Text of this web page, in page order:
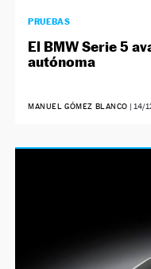
PRUEBAS
El BMW Serie 5
autónoma
MANUEL GÓMEZ BLANCO | 14/